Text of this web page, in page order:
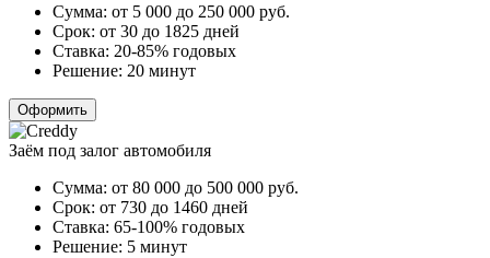
Сумма: от 5 000 до 250 000 руб.
Срок: от 30 до 1825 дней
Ставка: 20-85% годовых
Решение: 20 минут
Оформить
Заём под залог автомобиля
Сумма: от 80 000 до 500 000 руб.
Срок: от 730 до 1460 дней
Ставка: 65-100% годовых
Решение: 5 минут